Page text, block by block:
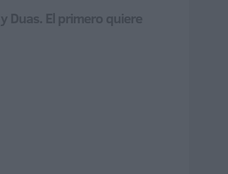
Duas. El primero quiere